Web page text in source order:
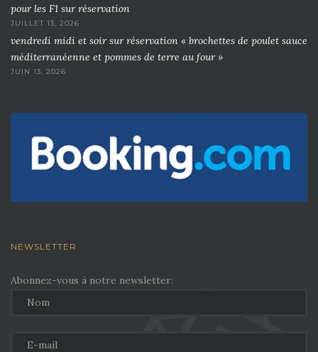
pour les F1 sur réservation
JUILLET 13, 2026
vendredi midi et soir sur réservation « brochettes de poulet sauce
méditerranéenne et pommes de terre au four »
JUIN 13, 2026
NEWSLETTER
Abonnez-vous à notre newsletter: